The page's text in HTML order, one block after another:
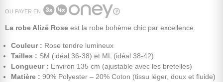
OU PAYER EN
La robe Alizé Rose est la robe bohème chic par excellence.
Couleur : Rose tendre lumineux
Tailles : SM (idéal 36-38) et ML (idéal 38-42)
Longueur : Environ 135 cm (ajustable avec les bretelles)
Matière : 90% Polyester – 20% Coton (tissu léger, doux et fluide)